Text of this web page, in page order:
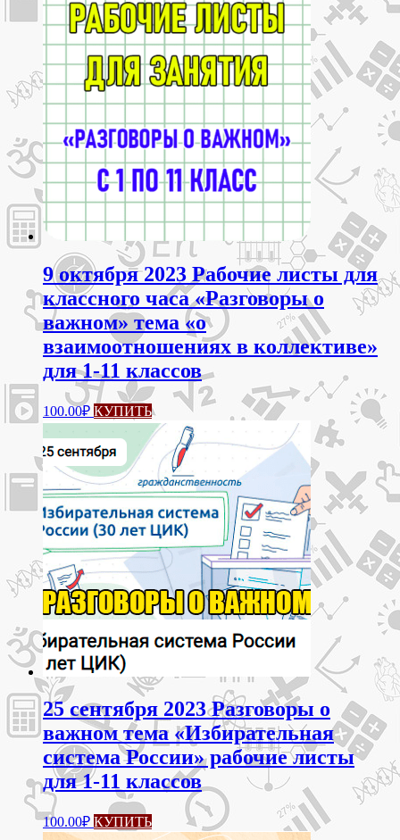
9 октября 2023 Рабочие листы для
классного часа «Разговоры о
важном» тема «о
взаимоотношениях в коллективе»
для 1-11 классов
100.00₽ КУПИТЬ
25 сентября 2023 Разговоры о
важном тема «Избирательная
система России» рабочие листы
для 1-11 классов
100.00₽ КУПИТЬ